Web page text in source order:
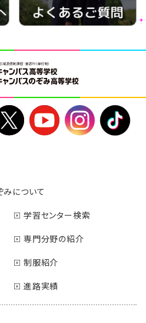
みについて
学習センター検索
専門分野の紹介
制服紹介
進路実績